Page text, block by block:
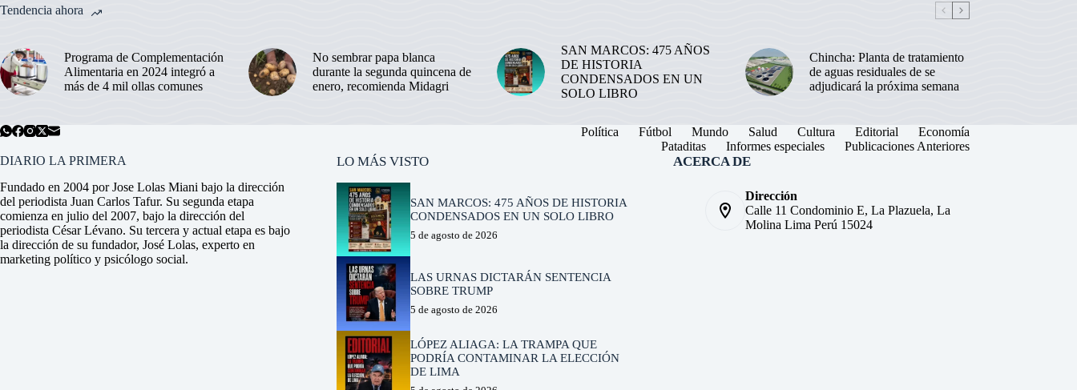
Tendencia ahora
Programa de Complementación
Alimentaria en 2024 integró a
más de 4 mil ollas comunes
No sembrar papa blanca
durante la segunda quincena de
enero, recomienda Midagri
SAN MARCOS: 475 AÑOS
DE HISTORIA
CONDENSADOS EN UN
SOLO LIBRO
Chincha: Planta de tratamiento
de aguas residuales de se
adjudicará la próxima semana
Política Fútbol Mundo Salud Cultura Editorial
Economía
Pataditas
Informes especiales
Publicaciones Anteriores
DIARIO LA PRIMERA
Fundado en 2004 por Jose Lolas Miani bajo la dirección
del periodista Juan Carlos Tafur. Su segunda etapa
comienza en julio del 2007, bajo la dirección del
periodista César Lévano. Su tercera y actual etapa es bajo
la dirección de su fundador, José Lolas, experto en
marketing político y psicólogo social.
LO MÁS VISTO
SAN MARCOS: 475 AÑOS DE HISTORIA
CONDENSADOS EN UN SOLO LIBRO
5 de agosto de 2026
LAS URNAS DICTARÁN SENTENCIA
SOBRE TRUMP
5 de agosto de 2026
LÓPEZ ALIAGA: LA TRAMPA QUE
PODRÍA CONTAMINAR LA ELECCIÓN
DE LIMA
ACERCA DE
Dirección
Calle 11 Condominio E, La Plazuela, La
Molina Lima Perú 15024